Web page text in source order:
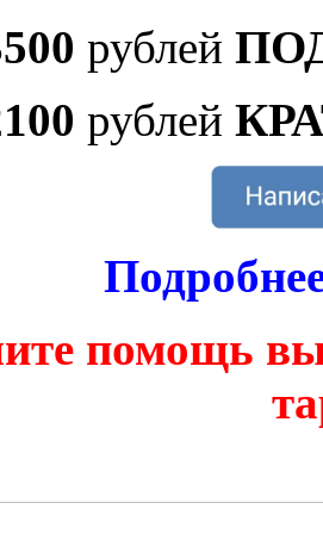
рублей
рублей
помощь